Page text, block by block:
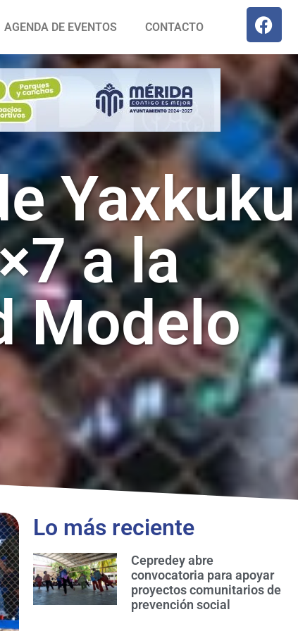
AGENDA DE EVENTOS CONTACTO
a la
Modelo
Lo más reciente
Cepredey abre
convocatoria para apoyar
proyectos comunitarios de
prevención social